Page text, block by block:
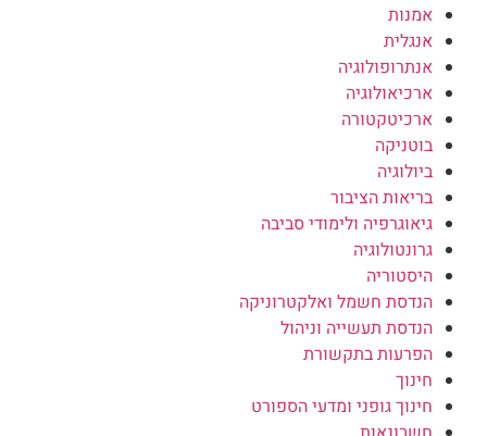
אמנות
אנגלית
אנתרופולוגיה
ארכיאולוגיה
ארכיטקטורה
בוטניקה
ביולוגיה
בריאות הציבור
גיאוגרפיה ולימודי סביבה
גרונטולוגיה
היסטוריה
הנדסת חשמל ואלקטרוניקה
הנדסת תעשייה וניהול
הפרעות בתקשורת
חינוך
חינוך גופני ומדעי הספורט